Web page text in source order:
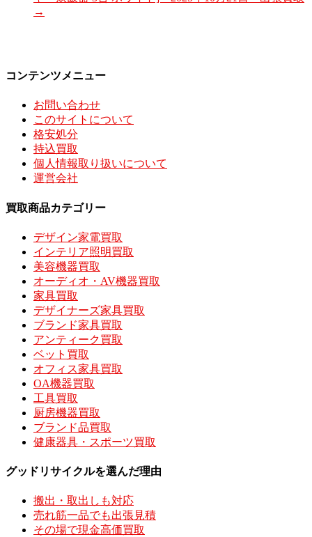
→
コンテンツメニュー
お問い合わせ
このサイトについて
格安処分
持込買取
個人情報取り扱いについて
運営会社
買取商品カテゴリー
デザイン家電買取
インテリア照明買取
美容機器買取
オーディオ・AV機器買取
家具買取
デザイナーズ家具買取
ブランド家具買取
アンティーク買取
ベット買取
オフィス家具買取
OA機器買取
工具買取
厨房機器買取
ブランド品買取
健康器具・スポーツ買取
グッドリサイクルを選んだ理由
搬出・取出しも対応
売れ筋一品でも出張見積
その場で現金高価買取